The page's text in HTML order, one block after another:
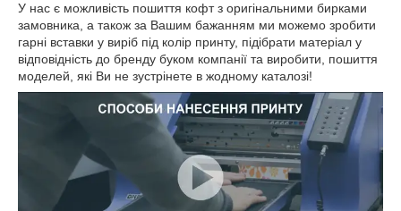
У нас є можливість пошиття кофт з оригінальними бирками
замовника, а також за Вашим бажанням ми можемо зробити
гарні вставки у виріб під колір принту, підібрати матеріал у
відповідність до бренду буком компанії та виробити, пошиття
моделей, які Ви не зустрінете в жодному каталозі!